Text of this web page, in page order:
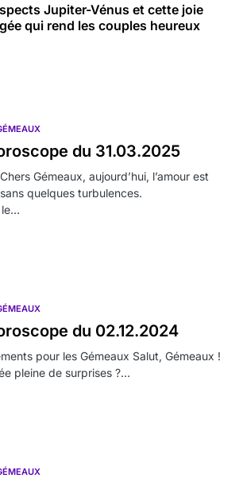
Jupiter-Vénus et cette joie
qui rend les couples heureux
du 31.03.2025
Gémeaux, aujourd’hui, l’amour est
quelques turbulences.
le…
du 02.12.2024
pour les Gémeaux Salut, Gémeaux !
pleine de surprises ?…